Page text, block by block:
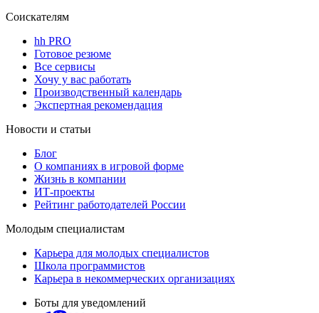
Соискателям
hh PRO
Готовое резюме
Все сервисы
Хочу у вас работать
Производственный календарь
Экспертная рекомендация
Новости и статьи
Блог
О компаниях в игровой форме
Жизнь в компании
ИТ-проекты
Рейтинг работодателей России
Молодым специалистам
Карьера для молодых специалистов
Школа программистов
Карьера в некоммерческих организациях
Боты для уведомлений